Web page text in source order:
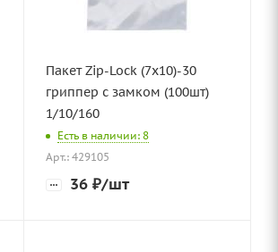
Пакет Zip-Lock (7х10)-30
гриппер с замком (100шт)
1/10/160
Есть в наличии: 8
Арт.: 429105
36 ₽/шт